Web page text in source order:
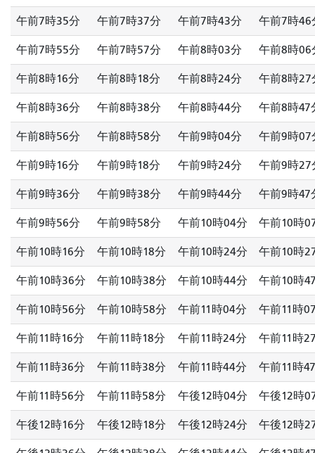
午前7時35分 午前7時37分 午前7時43分 午前7時46
午前7時55分 午前7時57分 午前8時03分 午前8時06
午前8時16分 午前8時18分 午前8時24分 午前8時27
午前8時36分 午前8時38分 午前8時44分 午前8時47
午前8時56分 午前8時58分 午前9時04分 午前9時07
午前9時16分 午前9時18分 午前9時24分 午前9時27
午前9時36分 午前9時38分 午前9時44分 午前9時47
午前9時56分 午前9時58分 午前10時04分 午前10時
午前10時16分 午前10時18分 午前10時24分 午前10時
午前10時36分 午前10時38分 午前10時44分 午前10時
午前10時56分 午前10時58分 午前11時04分 午前11時
午前11時16分 午前11時18分 午前11時24分 午前11時
午前11時36分 午前11時38分 午前11時44分 午前11時
午前11時56分 午前11時58分 午後12時04分 午後12時
午後12時16分 午後12時18分 午後12時24分 午後12時